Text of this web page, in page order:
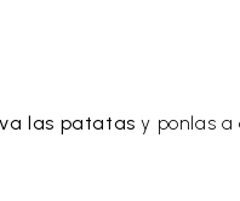
las patatas y ponlas a